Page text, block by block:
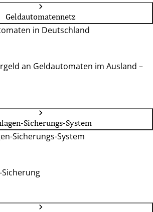
Geldautomatennetz
in Deutschland
an Geldautomaten im Ausland –
Sicherungs-System
Sicherungs-System
Sicherung